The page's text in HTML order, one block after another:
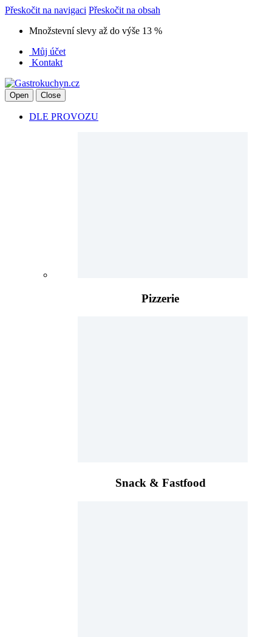
Přeskočit na navigaci Přeskočit na obsah
Množstevní slevy až do výše 13 %
Můj účet
Kontakt
Open Close
DLE PROVOZU
Pizzerie
Snack & Fastfood